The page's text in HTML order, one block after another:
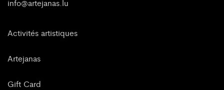
info@artejanas.lu
Activités artistiques
Artejanas
Gift Card